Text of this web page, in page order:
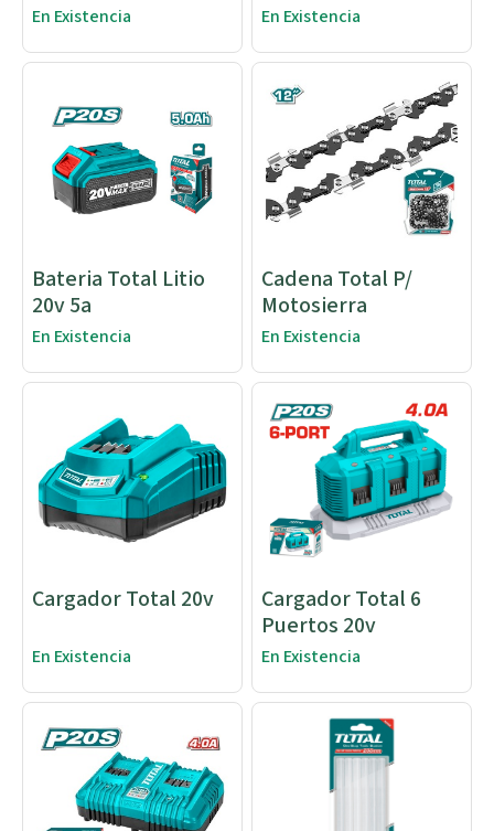
En Existencia En Existencia
Bateria Total Litio
20v 5a
En Existencia
Cadena Total P/
Motosierra
En Existencia
Cargador Total 20v
En Existencia
Cargador Total 6
Puertos 20v
En Existencia